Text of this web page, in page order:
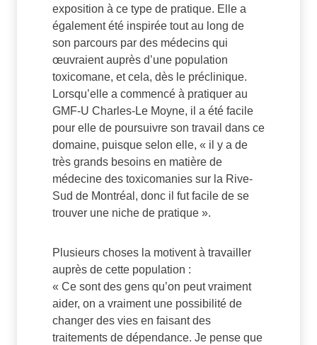
exposition à ce type de pratique. Elle a
également été inspirée tout au long de
son parcours par des médecins qui
œuvraient auprès d’une population
toxicomane, et cela, dès le préclinique.
Lorsqu’elle a commencé à pratiquer au
GMF-U Charles-Le Moyne, il a été facile
pour elle de poursuivre son travail dans ce
domaine, puisque selon elle, « il y a de
très grands besoins en matière de
médecine des toxicomanies sur la Rive-
Sud de Montréal, donc il fut facile de se
trouver une niche de pratique ».
Plusieurs choses la motivent à travailler
auprès de cette population :
« Ce sont des gens qu’on peut vraiment
aider, on a vraiment une possibilité de
changer des vies en faisant des
traitements de dépendance. Je pense que